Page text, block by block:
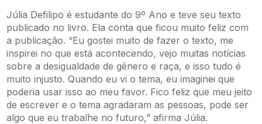
Júlia Defilipo é estudante do 9º Ano e teve seu texto
publicado no livro. Ela conta que ficou muito feliz com
a publicação. “Eu gostei muito de fazer o texto, me
inspirei no que está acontecendo, vejo muitas notícias
sobre a desigualdade de gênero e raça, e isso tudo é
muito injusto. Quando eu vi o tema, eu imaginei que
poderia usar isso ao meu favor. Fico feliz que meu jeito
de escrever e o tema agradaram as pessoas, pode ser
algo que eu trabalhe no futuro,” afirma Júlia.